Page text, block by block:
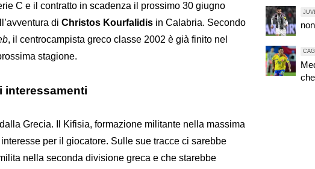
C e il contratto in scadenza il prossimo 30 giugno
di Christos Kourfalidis in Calabria. Secondo
, il centrocampista greco classe 2002 è già finito nel
stagione.
interessamenti
Grecia. Il Kifisia, formazione militante nella massima
per il giocatore. Sulle sue tracce ci sarebbe
nella seconda divisione greca e che starebbe